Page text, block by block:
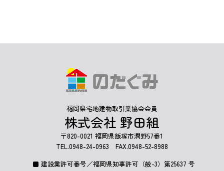
福岡県宅地建物取引業協会会員
株式会社 野田組
〒820-0021 福岡県飯塚市潤野57番1
TEL.0948-24-0963 FAX.0948-52-8988
建設業許可番号／福岡県知事許可（般-3）第25637 号